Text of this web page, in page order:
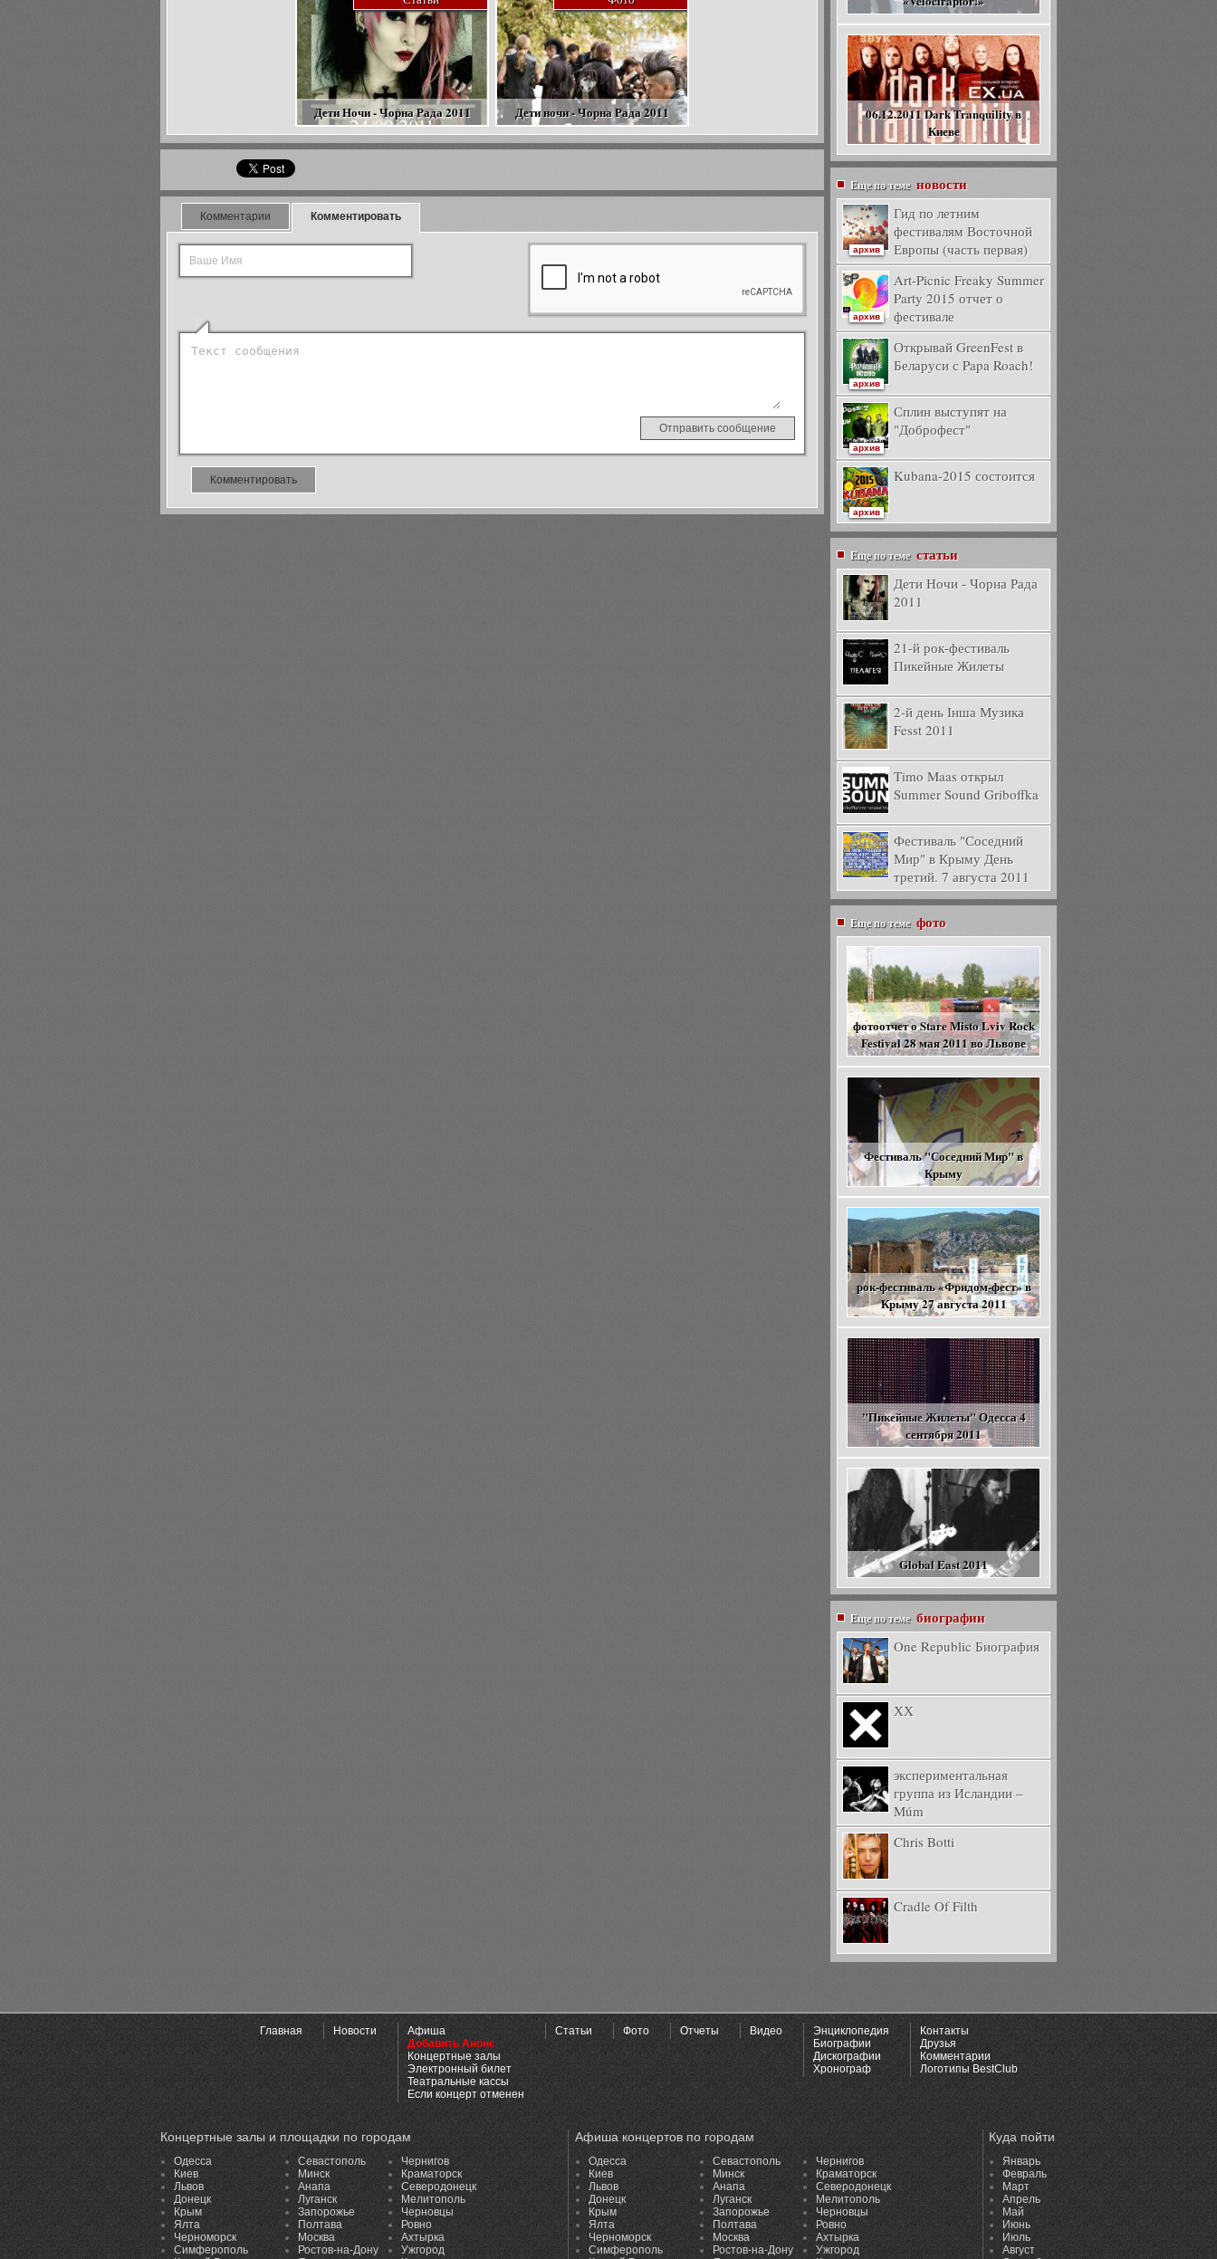
Дети Ночи - Чорна Рада 2011 Дети ночи - Чорна Рада 2011
Комментарии Комментировать
Комментировать
06.12.2011 Dark Tranquility в
Киеве
Еще по теме новости
Гид по летним
фестивалям Восточной
Европы (часть первая)
архив
Art-Picnic Freaky Summer
Party 2015 отчет о
фестивале
архив
Открывай GreenFest в
Беларуси с Papa Roach!
архив
Сплин выступят на
"Доброфест"
архив
Kubana-2015 состоится
архив
Еще по теме статьи
Дети Ночи - Чорна Рада
2011
21-й рок-фестиваль
Пикейные Жилеты
2-й день Інша Музика
Fesst 2011
Timo Maas открыл
Summer Sound Griboffka
Фестиваль "Соседний
Мир" в Крыму День
третий. 7 августа 2011
Еще по теме фото
фотоотчет о Stare Misto Lviv Rock
Festival 28 мая 2011 во Львове
Фестиваль "Соседний Мир" в
Крыму
рок-фестиваль «Фридом-фест» в
Крыму 27 августа 2011
"Пикейные Жилеты" Одесса 4
сентября 2011
Global East 2011
Еще по теме биографии
One Republic Биография
ХХ
экспериментальная
группа из Исландии –
Múm
Chris Botti
Cradle Of Filth
Главная Новости
Афиша
Добавить Анонс
Концертные залы
Электронный билет
Театральные кассы
Если концерт отменен
Статьи Фото Отчеты Видео
Энциклопедия
Биографии
Дискографии
Хронограф
Контакты
Друзья
Комментарии
Логотипы BestClub
Концертные залы и площадки по городам
Одесса
Киев
Львов
Донецк
Крым
Ялта
Черноморск
Симферополь
Севастополь
Минск
Анапа
Луганск
Запорожье
Полтава
Москва
Ростов-на-Дону
Чернигов
Краматорск
Северодонецк
Мелитополь
Черновцы
Ровно
Ахтырка
Ужгород
Афиша концертов по городам
Одесса
Киев
Львов
Донецк
Крым
Ялта
Черноморск
Симферополь
Севастополь
Минск
Анапа
Луганск
Запорожье
Полтава
Москва
Ростов-на-Дону
Чернигов
Краматорск
Северодонецк
Мелитополь
Черновцы
Ровно
Ахтырка
Ужгород
Куда пойти
Январь
Февраль
Март
Апрель
Май
Июнь
Июль
Август